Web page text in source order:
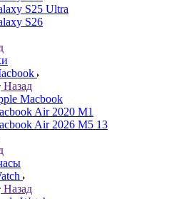
S25 Ultra
S26
Назад
Macbook
Air 2020 M1
Air 2026 M5 13
Назад